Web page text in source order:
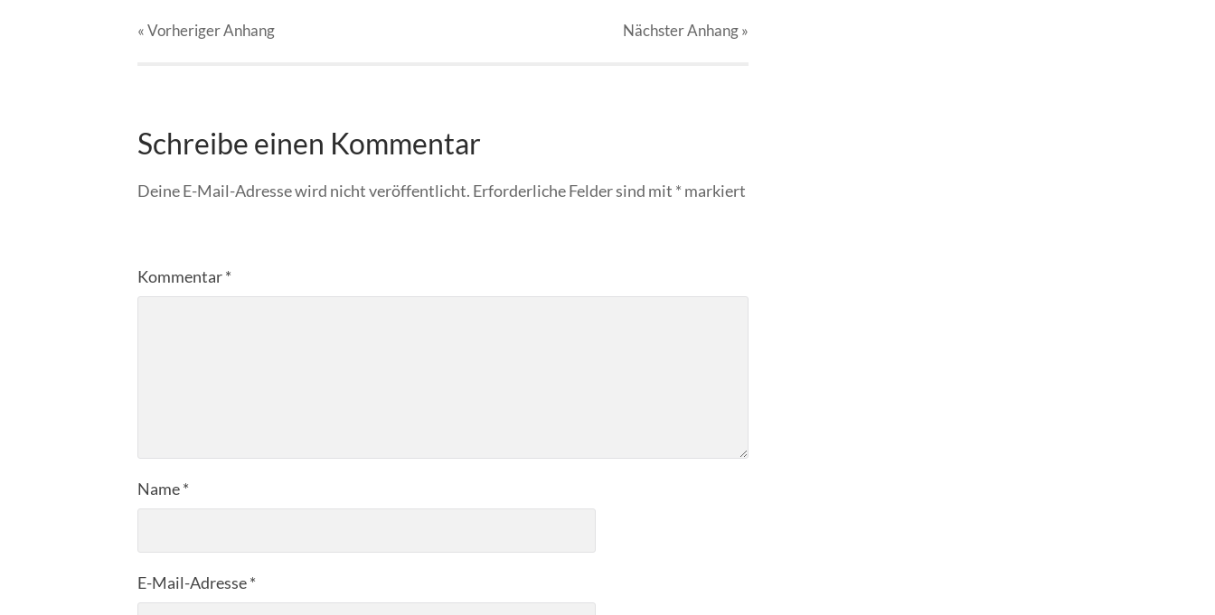
« VorherigerAnhang NächsterAnhang»
Schreibe einen Kommentar
Deine E-Mail-Adresse wird nicht veröffentlicht. Erforderliche Felder sind mit * markiert
Kommentar*
Name*
E-Mail-Adresse*